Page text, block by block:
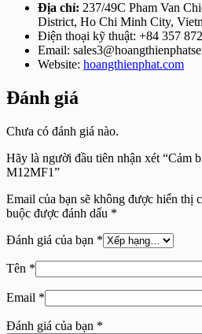
Địa chỉ: 237/49C Pham Van
District, Ho Chi Minh City,
Điện thoại kỹ thuật: +84 357
Email:
Website: hoangthienphat.com
Đánh giá
Chưa có đánh giá nào.
Hãy là người đầu tiên nhận xét “Cảm
M12MF1”
Email của bạn sẽ không được hiển thị
buộc được đánh dấu *
Đánh giá của bạn *
Tên *
Email *
Đánh giá của bạn *